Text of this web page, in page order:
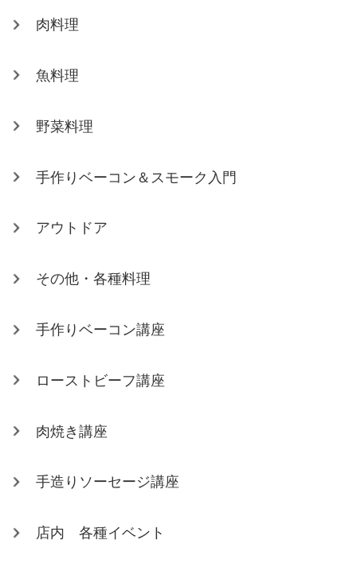
肉料理
魚料理
野菜料理
手作りベーコン＆スモーク入門
アウトドア
その他・各種料理
手作りベーコン講座
ローストビーフ講座
肉焼き講座
手造りソーセージ講座
店内 各種イベント